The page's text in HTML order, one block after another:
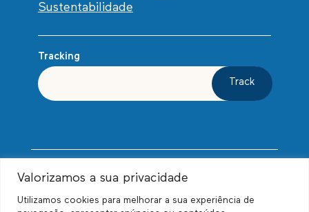
Valorizamos a sua privacidade
Utilizamos cookies para melhorar a sua experiência de
Sustentabilidade
Tracking
Track